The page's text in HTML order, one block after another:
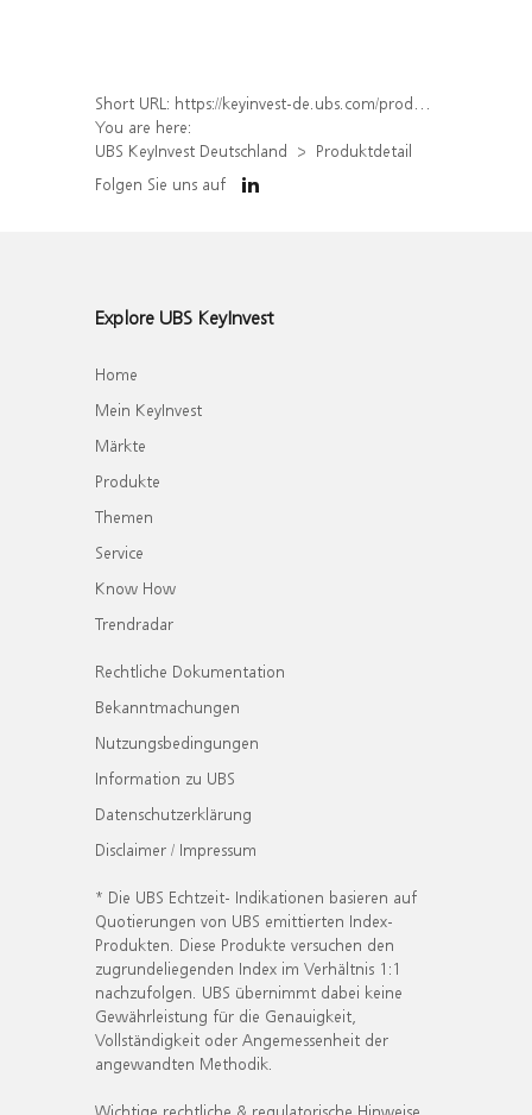
Short URL: https://keyinvest-de.ubs.com/produkt/detail/index/isin/DE000UQ885M6
You are here:
UBS KeyInvest Deutschland
Produktdetail
Folgen Sie uns auf
Explore UBS KeyInvest
Home
Mein KeyInvest
Märkte
Produkte
Themen
Service
Know How
Trendradar
Rechtliche Dokumentation
Bekanntmachungen
Nutzungsbedingungen
Information zu UBS
Datenschutzerklärung
Disclaimer / Impressum
* Die UBS Echtzeit- Indikationen basieren auf
Quotierungen von UBS emittierten Index-
Produkten. Diese Produkte versuchen den
zugrundeliegenden Index im Verhältnis 1:1
nachzufolgen. UBS übernimmt dabei keine
Gewährleistung für die Genauigkeit,
Vollständigkeit oder Angemessenheit der
angewandten Methodik.